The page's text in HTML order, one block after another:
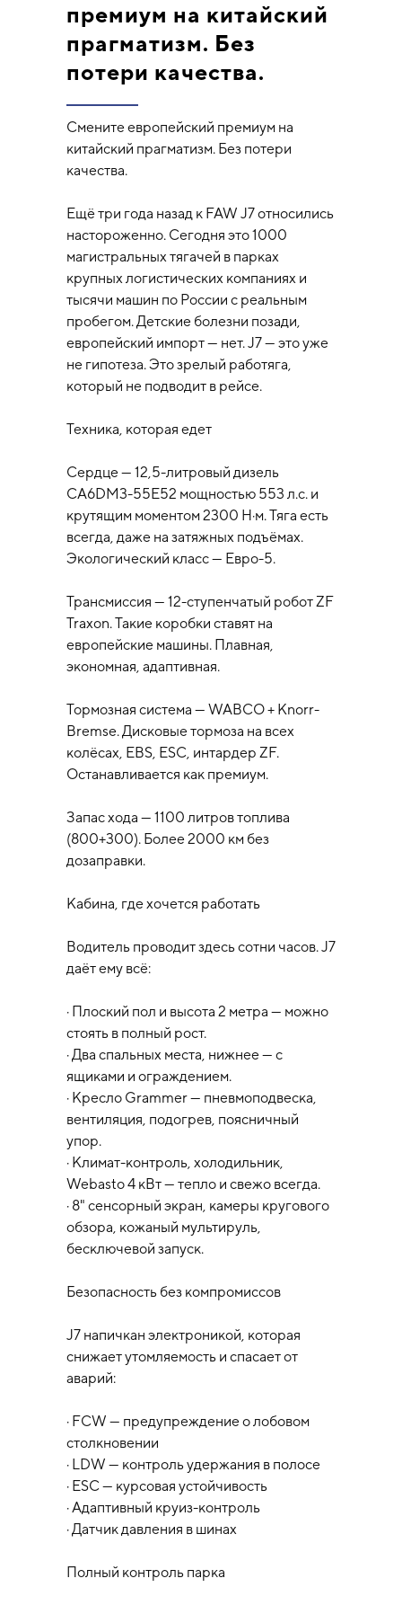
премиум на китайский
прагматизм. Без
потери качества.
Смените европейский премиум на
китайский прагматизм. Без потери
качества.
Ещё три года назад к FAW J7 относились
настороженно. Сегодня это 1000
магистральных тягачей в парках
крупных логистических компаниях и
тысячи машин по России с реальным
пробегом. Детские болезни позади,
европейский импорт — нет. J7 — это уже
не гипотеза. Это зрелый работяга,
который не подводит в рейсе.
Техника, которая едет
Сердце — 12,5-литровый дизель
CA6DM3-55E52 мощностью 553 л.с. и
крутящим моментом 2300 Н·м. Тяга есть
всегда, даже на затяжных подъёмах.
Экологический класс — Евро-5.
Трансмиссия — 12-ступенчатый робот ZF
Traxon. Такие коробки ставят на
европейские машины. Плавная,
экономная, адаптивная.
Тормозная система — WABCO + Knorr-
Bremse. Дисковые тормоза на всех
колёсах, EBS, ESC, интардер ZF.
Останавливается как премиум.
Запас хода — 1100 литров топлива
(800+300). Более 2000 км без
дозаправки.
Кабина, где хочется работать
Водитель проводит здесь сотни часов. J7
даёт ему всё:
· Плоский пол и высота 2 метра — можно
стоять в полный рост.
· Два спальных места, нижнее — с
ящиками и ограждением.
· Кресло Grammer — пневмоподвеска,
вентиляция, подогрев, поясничный
упор.
· Климат-контроль, холодильник,
Webasto 4 кВт — тепло и свежо всегда.
· 8" сенсорный экран, камеры кругового
обзора, кожаный мультируль,
бесключевой запуск.
Безопасность без компромиссов
J7 напичкан электроникой, которая
снижает утомляемость и спасает от
аварий:
· FCW — предупреждение о лобовом
столкновении
· LDW — контроль удержания в полосе
· ESC — курсовая устойчивость
· Адаптивный круиз-контроль
· Датчик давления в шинах
Полный контроль парка